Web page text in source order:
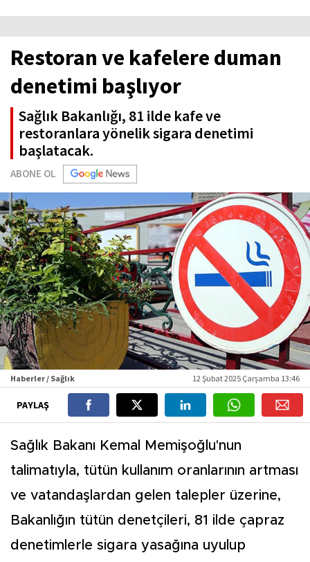
Restoran ve kafelere duman
denetimi başlıyor
Sağlık Bakanlığı, 81 ilde kafe ve
restoranlara yönelik sigara denetimi
başlatacak.
ABONE OL
Haberler / Sağlık 12 Şubat 2025 Çarşamba 13:46
PAYLAŞ
Sağlık Bakanı Kemal Memişoğlu'nun
talimatıyla, tütün kullanım oranlarının artması
ve vatandaşlardan gelen talepler üzerine,
Bakanlığın tütün denetçileri, 81 ilde çapraz
denetimlerle sigara yasağına uyulup